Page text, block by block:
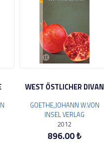
WEST ÖSTLICHER DIVAN
GOETHE,JOHANN W.VON
INSEL VERLAG
2012
896.00 ₺